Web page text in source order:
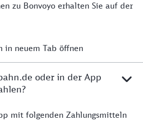
zu Bonvoyo erhalten Sie auf der
in neuem Tab öffnen
oder in der App
mit folgenden Zahlungsmitteln